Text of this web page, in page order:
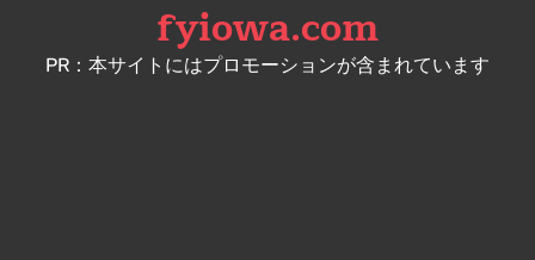
content
fyiowa.com
PR：本サイトにはプロモーションが含まれています